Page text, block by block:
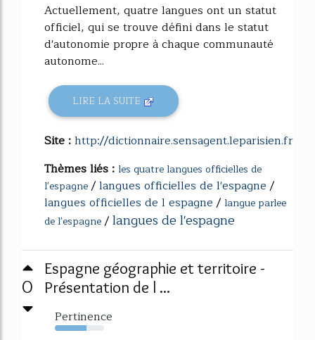
Actuellement, quatre langues ont un statut
officiel, qui se trouve défini dans le statut
d'autonomie propre à chaque communauté
autonome...
LIRE LA SUITE
Site :http://dictionnaire.sensagent.leparisien.fr
Thèmes liés : les quatre langues officielles de
l'espagne/langues officielles de l'espagne/
langues officielles de l espagne/ langue parlee
de l'espagne/langues de l'espagne
0
Espagne géographie et territoire -
Présentation de l ...
Pertinence
64%